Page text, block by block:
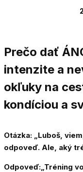
Prečo dať
intenzite a
okľuky na
kondíciou a
Otázka: „Luboš,
odpoveď. Ale, aký
Odpoveď:„Tréning